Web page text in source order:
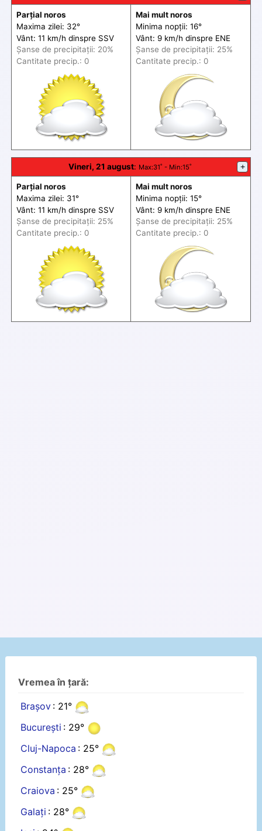
Parțial noros
Maxima zilei: 32°
Vânt: 11 km/h dinspre SSV
Șanse de precipitații: 20%
Cantitate precip.: 0
Mai mult noros
Minima nopții: 16°
Vânt: 9 km/h dinspre ENE
Șanse de precipitații: 25%
Cantitate precip.: 0
Vineri, 21 august: Max:31˚ - Min:15˚ +
Parțial noros
Maxima zilei: 31°
Vânt: 11 km/h dinspre SSV
Șanse de precipitații: 25%
Cantitate precip.: 0
Mai mult noros
Minima nopții: 15°
Vânt: 9 km/h dinspre ENE
Șanse de precipitații: 25%
Cantitate precip.: 0
Vremea în țară:
Brașov : 21°
București : 29°
Cluj-Napoca : 25°
Constanța : 28°
Craiova : 25°
Galați : 28°